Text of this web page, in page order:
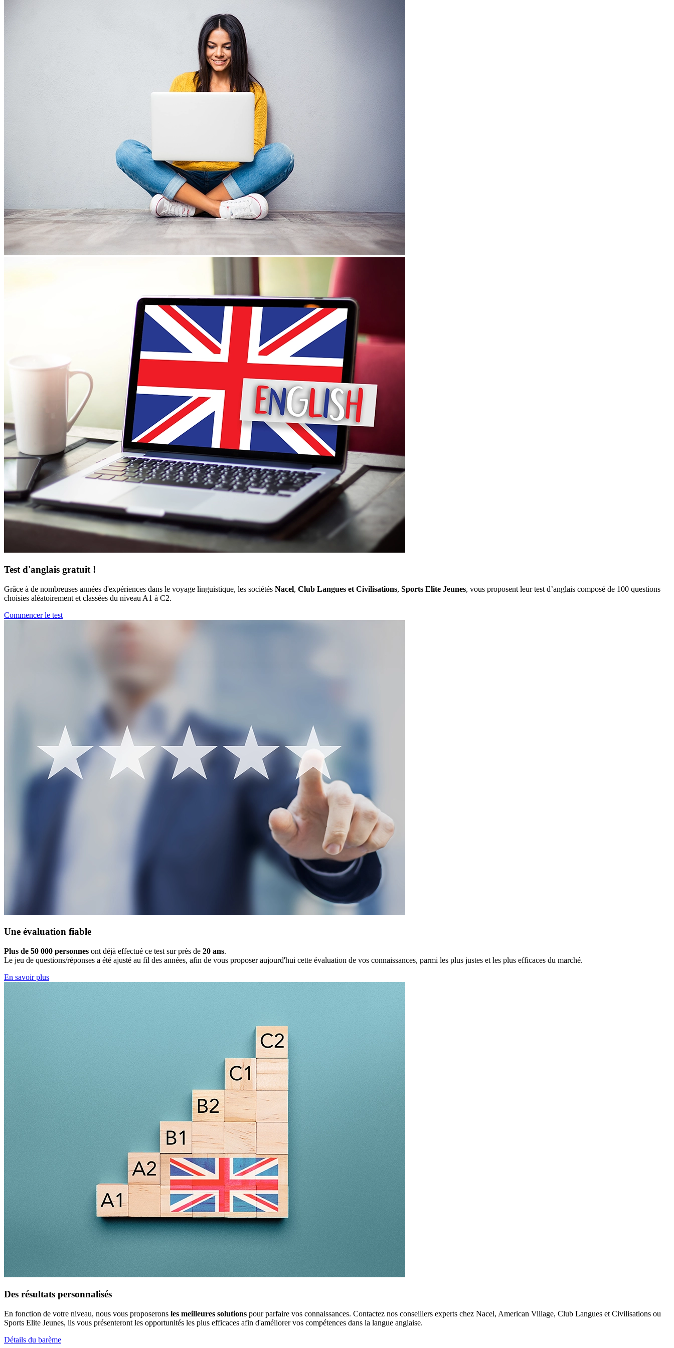
Test d'anglais gratuit !
Grâce à de nombreuses années d'expériences dans le voyage linguistique, les sociétés Nacel, Club Langues et Civilisations, Sports Elite Jeunes, vous proposent leur test d’anglais composé de 100 questions
choisies aléatoirement et classées du niveau A1 à C2.
Commencer le test
Une évaluation fiable
Plus de 50 000 personnes ont déjà effectué ce test sur près de 20 ans.
Le jeu de questions/réponses a été ajusté au fil des années, afin de vous proposer aujourd'hui cette évaluation de vos connaissances, parmi les plus justes et les plus efficaces du marché.
En savoir plus
Des résultats personnalisés
En fonction de votre niveau, nous vous proposerons les meilleures solutions pour parfaire vos connaissances. Contactez nos conseillers experts chez Nacel, American Village, Club Langues et Civilisations ou
Sports Elite Jeunes, ils vous présenteront les opportunités les plus efficaces afin d'améliorer vos compétences dans la langue anglaise.
Détails du barème